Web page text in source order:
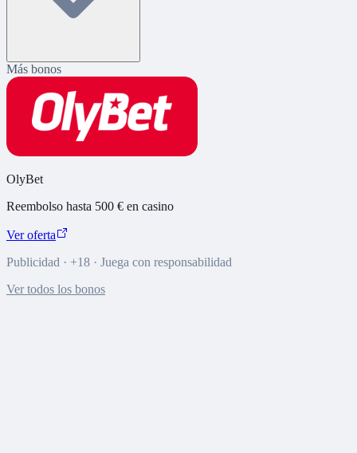
Más bonos
OlyBet
Reembolso hasta 500 € en casino
Ver oferta
Publicidad · +18 · Juega con responsabilidad
Ver todos los bonos